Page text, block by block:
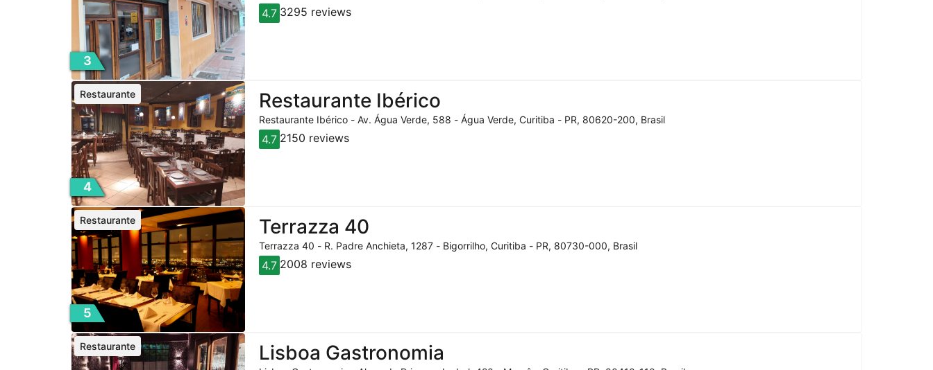
3
4.7 3295 reviews
4
Restaurante Ibérico
Restaurante
Restaurante Ibérico - Av. Água Verde, 588 - Água Verde, Curitiba - PR, 80620-200, Brasil
4.7 2150 reviews
5
Terrazza 40
Restaurante
Terrazza 40 - R. Padre Anchieta, 1287 - Bigorrilho, Curitiba - PR, 80730-000, Brasil
4.7 2008 reviews
Lisboa Gastronomia
Restaurante